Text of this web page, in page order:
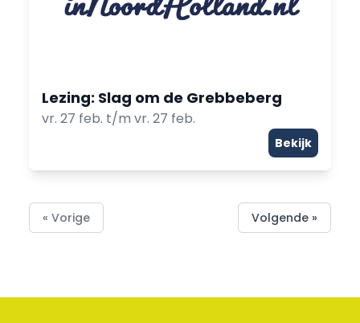
Lezing: Slag om de Grebbeberg
vr. 27 feb. t/m vr. 27 feb.
Bekijk
« Vorige Volgende »